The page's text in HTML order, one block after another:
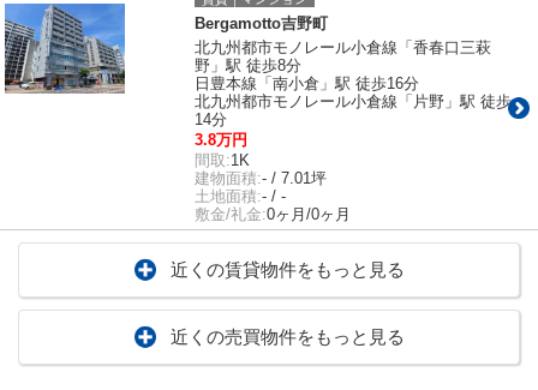
Bergamotto吉野町
北九州都市モノレール小倉線「香春口三萩
野」駅 徒歩8分
日豊本線「南小倉」駅 徒歩16分
北九州都市モノレール小倉線「片野」駅 徒歩
14分
3.8万円
間取:1K
建物面積:- / 7.01坪
土地面積:- / -
敷金/礼金:0ヶ月/0ヶ月
近くの賃貸物件をもっと見る
近くの売買物件をもっと見る